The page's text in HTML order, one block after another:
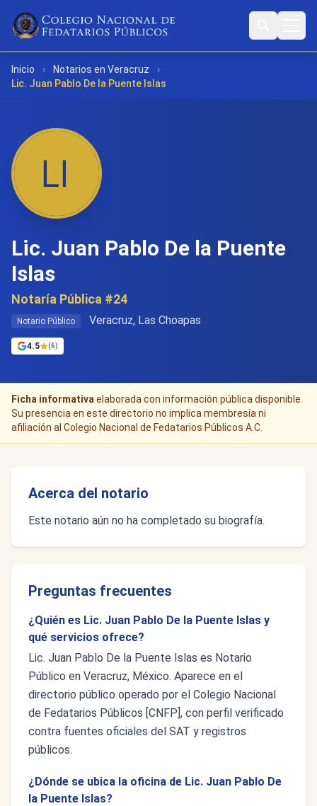
Inicio › Notarios en Veracruz
›
Lic. Juan Pablo De la Puente Islas
Lic. Juan Pablo De la Puente
Islas
Notaría Pública #24
Notario Público Veracruz, Las Choapas
4.5 (6)
Ficha informativa elaborada con información pública disponible.
Su presencia en este directorio no implica membresía ni
afiliación al Colegio Nacional de Fedatarios Públicos A.C.
Acerca del notario
Este notario aún no ha completado su biografía.
Preguntas frecuentes
¿Quién es Lic. Juan Pablo De la Puente Islas y
qué servicios ofrece?
Lic. Juan Pablo De la Puente Islas es Notario
Público en Veracruz, México. Aparece en el
directorio público operado por el Colegio Nacional
de Fedatarios Públicos [CNFP], con perfil verificado
contra fuentes oficiales del SAT y registros
públicos.
¿Dónde se ubica la oficina de Lic. Juan Pablo De
la Puente Islas?